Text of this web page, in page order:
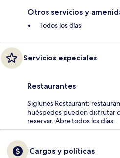
Otros servicios y
Todos los días
Servicios especiales
Restaurantes
Siglunes Restaurant:
huéspedes pueden disfrutar
reservar. Abre todos los días.
Cargos y políticas